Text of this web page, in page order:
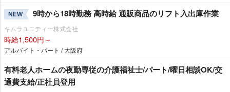
NEW 9時から18時勤務 高時給 通販商品のリフト入出庫作業
キムラユニティー株式会社
時給1,500円～
アルバイト・パート / 大阪府
有料老人ホームの夜勤専従の介護福祉士/パート/曜日相談OK/交
通費支給/正社員登用